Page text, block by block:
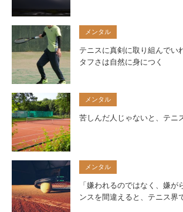
メンタル
テニスに真剣に取り組んでい
タフさは自然に身につく
メンタル
苦しんだ人じゃないと、テニ
メンタル
「嫌われるのではなく、嫌が
ンスを間違えると、テニス界